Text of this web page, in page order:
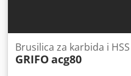
Brusilica za karbida i HSS
GRIFOacg80